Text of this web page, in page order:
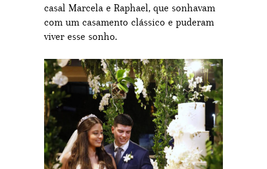
casal Marcela e Raphael, que sonhavam
com um casamento clássico e puderam
viver esse sonho.